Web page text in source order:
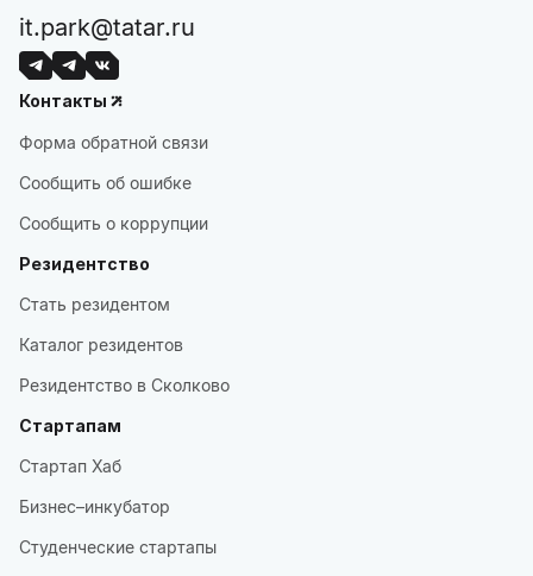
it.park@tatar.ru
Контакты
Форма обратной связи
Сообщить об ошибке
Сообщить о коррупции
Резидентство
Стать резидентом
Каталог резидентов
Резидентство в Сколково
Стартапам
Стартап Хаб
Бизнес–инкубатор
Студенческие стартапы